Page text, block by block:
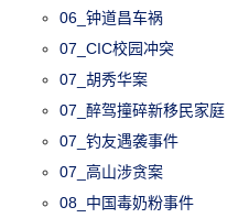
06_钟道昌车祸
07_CIC校园冲突
07_胡秀华案
07_醉驾撞碎新移民家庭
07_钓友遇袭事件
07_高山涉贪案
08_中国毒奶粉事件